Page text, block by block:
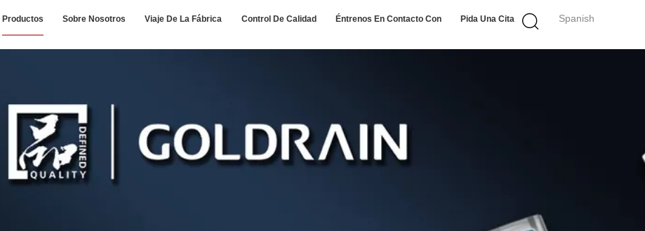
Spanish
Productos Sobre Nosotros Viaje De La Fábrica Control De Calidad Éntrenos En Contacto Con Pida Una Cita